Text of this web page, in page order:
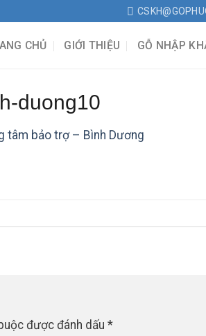
CHỦ GIỚI THIỆU GỖ NHẬP
duong10
tâm bảo trợ – Bình Dương
được đánh dấu *